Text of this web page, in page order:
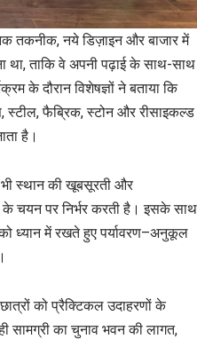
तकनीक, नये डिज़ाइन और बाजार में
था, ताकि वे अपनी पढ़ाई के साथ-साथ
के दौरान विशेषज्ञों ने बताया कि
स्टील, फैब्रिक, स्टोन और रीसाइकल्ड
है।
भी स्थान की खूबसूरती और
चयन पर निर्भर करती है। इसके साथ
ध्यान में रखते हुए पर्यावरण–अनुकूल
को प्रैक्टिकल उदाहरणों के
सामग्री का चुनाव भवन की लागत,